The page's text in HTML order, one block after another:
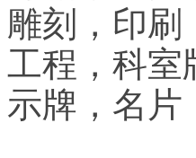
雕刻，印刷
工程，科室
示牌，名片